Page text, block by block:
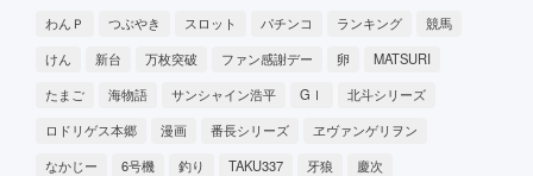
わんＰ つぶやき スロット パチンコ ランキング
競馬
けん
新台 万枚突破 ファン感謝デー 卵
MATSURI
たまご
海物語 サンシャイン浩平 GⅠ
北斗シリーズ
ロドリゲス本郷
漫画 番長シリーズ
ヱヴァンゲリヲン
なかじー
6号機 釣り TAKU337 牙狼 慶次